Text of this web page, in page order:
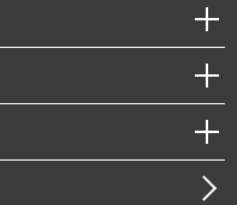
）・防災（政策）